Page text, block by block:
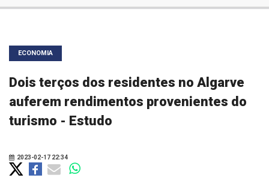
ECONOMIA
Dois terços dos residentes no Algarve
auferem rendimentos provenientes do
turismo - Estudo
2023-02-17 22:34